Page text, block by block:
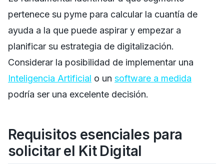
pertenece su pyme para calcular la cuantía de
ayuda a la que puede aspirar y empezar a
planificar su estrategia de digitalización.
Considerar la posibilidad de implementar una
Inteligencia Artificial o un software a medida
podría ser una excelente decisión.
Requisitos esenciales para
solicitar el Kit Digital